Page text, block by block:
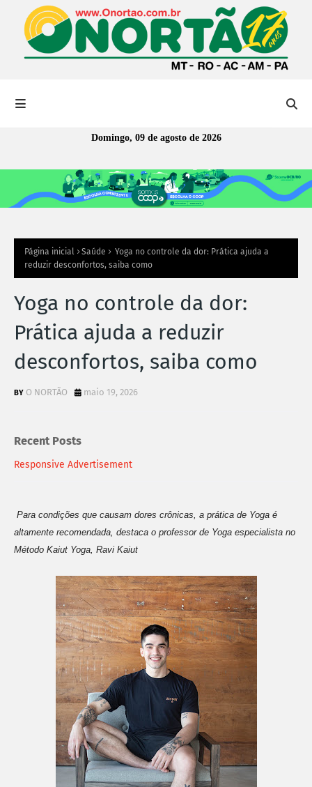
Domingo, 09 de agosto de 2026
Página inicial Saúde
Yoga no controle da dor: Prática ajuda a
reduzir desconfortos, saiba como
Yoga no controle da dor:
Prática ajuda a reduzir
desconfortos, saiba como
O NORTÃO maio 19, 2026
Recent Posts
Responsive Advertisement
Para condições que causam dores crônicas, a prática de Yoga é
altamente recomendada, destaca o professor de Yoga especialista no
Método Kaiut Yoga, Ravi Kaiut